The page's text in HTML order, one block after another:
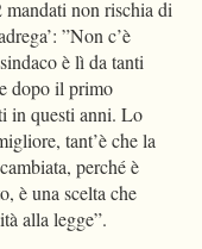
non rischia di
”Non c’è
è lì da tanti
dopo il primo
in questi anni. Lo
tant’è che la
perché è
è una scelta che
alla legge”.